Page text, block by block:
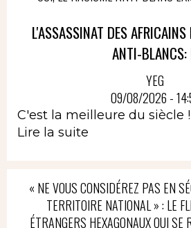
L'ASSASSINAT DES
ANTI-BLANCS:
YEG
09/08/2026 -
C'est la meilleure du siècle
Lire la suite
« NE VOUS CONSIDÉREZ PAS EN
TERRITOIRE NATIONAL » : LE
ÉTRANGERS HEXAGONAUX QUI SE